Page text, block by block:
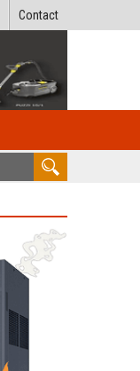
Contact